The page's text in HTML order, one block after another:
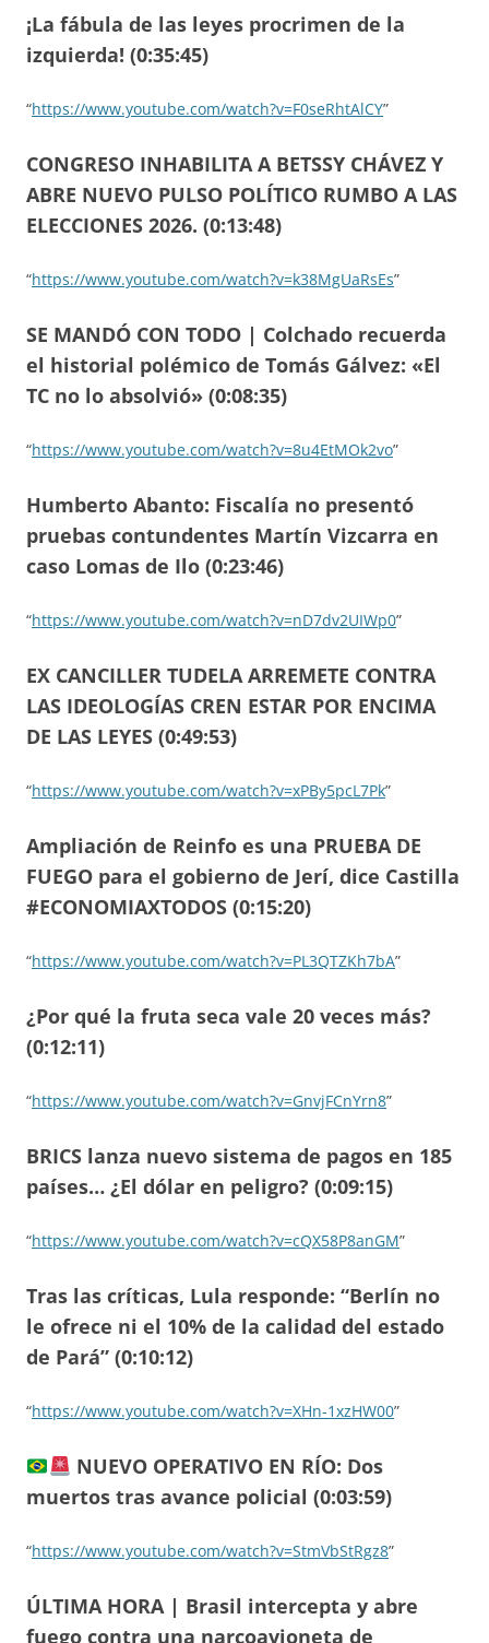
¡La fábula de las leyes procrimen de la
izquierda! (0:35:45)
“https://www.youtube.com/watch?v=F0seRhtAlCY”
CONGRESO INHABILITA A BETSSY CHÁVEZ Y
ABRE NUEVO PULSO POLÍTICO RUMBO A LAS
ELECCIONES 2026. (0:13:48)
“https://www.youtube.com/watch?v=k38MgUaRsEs”
SE MANDÓ CON TODO | Colchado recuerda
el historial polémico de Tomás Gálvez: «El
TC no lo absolvió» (0:08:35)
“https://www.youtube.com/watch?v=8u4EtMOk2vo”
Humberto Abanto: Fiscalía no presentó
pruebas contundentes Martín Vizcarra en
caso Lomas de Ilo (0:23:46)
“https://www.youtube.com/watch?v=nD7dv2UIWp0”
EX CANCILLER TUDELA ARREMETE CONTRA
LAS IDEOLOGÍAS CREN ESTAR POR ENCIMA
DE LAS LEYES (0:49:53)
“https://www.youtube.com/watch?v=xPBy5pcL7Pk”
Ampliación de Reinfo es una PRUEBA DE
FUEGO para el gobierno de Jerí, dice Castilla
#ECONOMIAXTODOS (0:15:20)
“https://www.youtube.com/watch?v=PL3QTZKh7bA”
¿Por qué la fruta seca vale 20 veces más?
(0:12:11)
“https://www.youtube.com/watch?v=GnvjFCnYrn8”
BRICS lanza nuevo sistema de pagos en 185
países… ¿El dólar en peligro? (0:09:15)
“https://www.youtube.com/watch?v=cQX58P8anGM”
Tras las críticas, Lula responde: “Berlín no
le ofrece ni el 10% de la calidad del estado
de Pará” (0:10:12)
“https://www.youtube.com/watch?v=XHn-1xzHW00”
NUEVO OPERATIVO EN RÍO: Dos
muertos tras avance policial (0:03:59)
“https://www.youtube.com/watch?v=StmVbStRgz8”
ÚLTIMA HORA | Brasil intercepta y abre
fuego contra una narcoavioneta de